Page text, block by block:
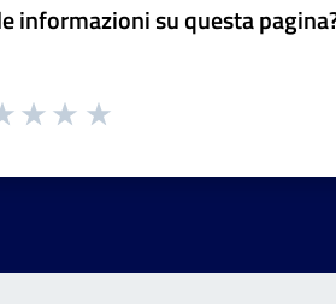
informazioni su questa